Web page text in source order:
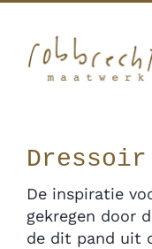
inhoud
010 341
Dressoir
De inspiratie
gekregen door
de dit pand uit